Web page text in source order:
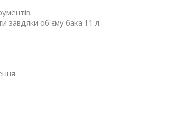
завдяки об'єму бака 11 л.